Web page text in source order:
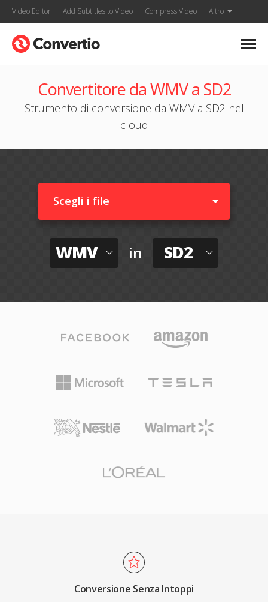
Video Editor Add Subtitles to Video Compress Video Altro
Convertitore da WMV a SD2
Strumento di conversione da WMV a SD2 nel
cloud
Scegli i file
WMV in SD2
Conversione Senza Intoppi